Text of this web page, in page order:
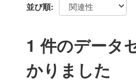
並び順
1 件のデータ
かりました